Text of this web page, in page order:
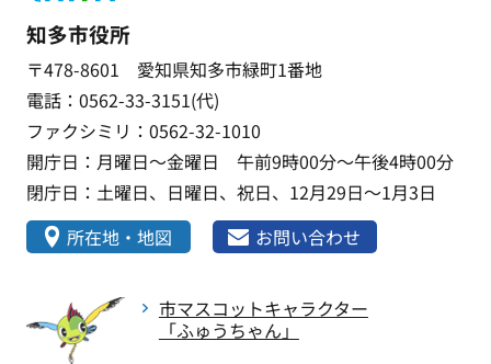
知多市役所
〒478-8601 愛知県知多市緑町1番地
電話：0562-33-3151(代)
ファクシミリ：0562-32-1010
開庁日：月曜日～金曜日 午前9時00分～午後4時00分
閉庁日：土曜日、日曜日、祝日、12月29日～1月3日
所在地・地図
お問い合わせ
市マスコットキャラクター
「ふゅうちゃん」